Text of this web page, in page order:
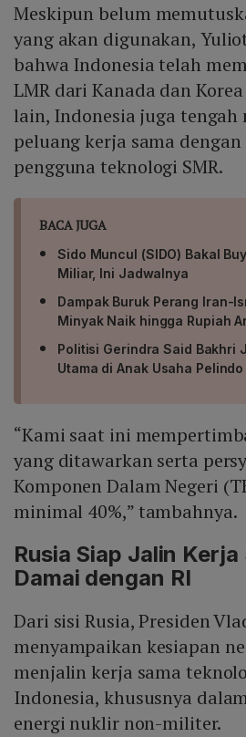
Meskipun belum
yang akan digunakan,
bahwa Indonesia telah
LMR dari Kanada dan
lain, Indonesia juga tengah
peluang kerja sama
pengguna teknologi SMR.
BACA JUGA
Sido Muncul (SIDO) Bakal
Miliar, Ini Jadwalnya
Dampak Buruk Perang Iran-
Minyak Naik hingga Rupiah
Politisi Gerindra Said Bakhri
Utama di Anak Usaha Pelindo
“Kami saat ini
yang ditawarkan serta
Komponen Dalam Negeri
minimal 40%,” tambahnya.
Rusia Siap Jalin
Damai dengan RI
Dari sisi Rusia, Presiden
menyampaikan kesiapan
menjalin kerja sama
Indonesia, khususnya
energi nuklir non-militer.